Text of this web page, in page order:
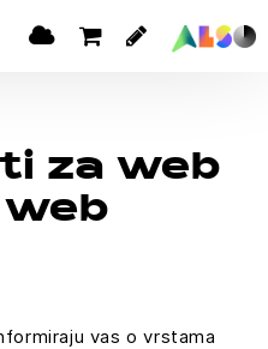
za web
vas o vrstama